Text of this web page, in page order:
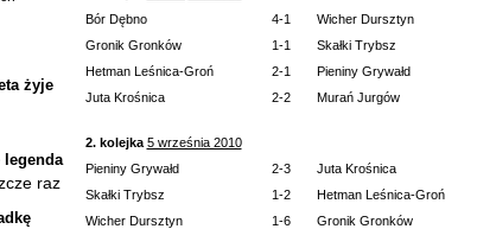
żyje
legenda
raz
Bór Dębno
4-1 Wicher Dursztyn
Gronik Gronków
1-1 Skałki Trybsz
Hetman Leśnica-Groń
2-1 Pieniny Grywałd
Juta Krośnica
2-2 Murań Jurgów
2. kolejka 5 września 2010
Pieniny Grywałd
2-3 Juta Krośnica
Skałki Trybsz
1-2 Hetman Leśnica-Groń
Wicher Dursztyn
1-6 Gronik Gronków